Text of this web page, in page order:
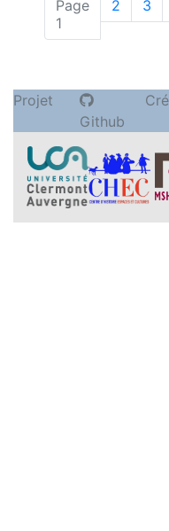
Page
1 (actuelle)
2 3
Projet
Github